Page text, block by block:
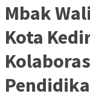
Mbak
Kota